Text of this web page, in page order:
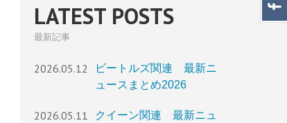
LATEST POSTS
最新記事
2026.05.12
ビートルズ関連 最新ニ
ュースまとめ2026
2026.05.11
クイーン関連 最新ニュ